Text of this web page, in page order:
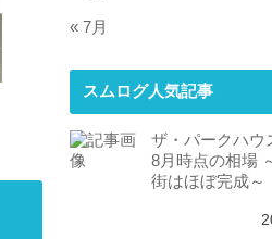
« 7月
スムログ人気記事
ザ・パークハ
8月時点の相場
街はほぼ完成～